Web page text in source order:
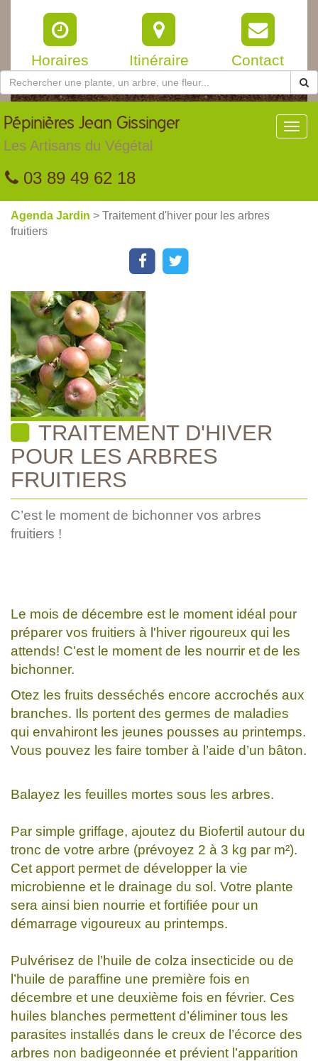
Horaires Itinéraire Contact
Pépinières Jean Gissinger
Les Artisans du Végétal
03 89 49 62 18
Agenda Jardin > Traitement d'hiver pour les arbres
fruitiers
TRAITEMENT D'HIVER
POUR LES ARBRES
FRUITIERS
C’est le moment de bichonner vos arbres
fruitiers !
Le mois de décembre est le moment idéal pour
préparer vos fruitiers à l'hiver rigoureux qui les
attends! C'est le moment de les nourrir et de les
bichonner.
Otez les fruits desséchés encore accrochés aux
branches. Ils portent des germes de maladies
qui envahiront les jeunes pousses au printemps.
Vous pouvez les faire tomber à l’aide d’un bâton.
Balayez les feuilles mortes sous les arbres.
Par simple griffage, ajoutez du Biofertil autour du
tronc de votre arbre (prévoyez 2 à 3 kg par m²).
Cet apport permet de développer la vie
microbienne et le drainage du sol. Votre plante
sera ainsi bien nourrie et fortifiée pour un
démarrage vigoureux au printemps.
Pulvérisez de l’huile de colza insecticide ou de
l’huile de paraffine une première fois en
décembre et une deuxième fois en février. Ces
huiles blanches permettent d’éliminer tous les
parasites installés dans le creux de l’écorce des
arbres non badigeonnée et prévient l’apparition